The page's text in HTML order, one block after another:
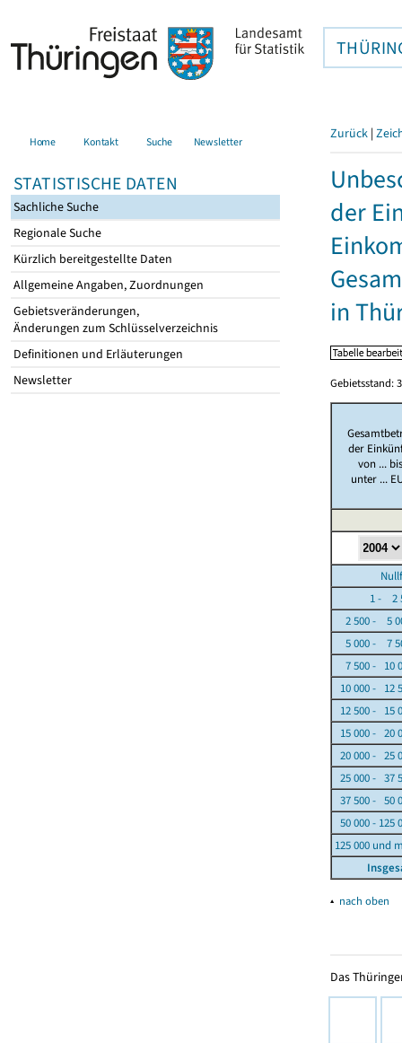
Home Kontakt Suche Newsletter
STATISTISCHE DATEN
Sachliche Suche
Regionale Suche
Kürzlich bereitgestellte Daten
Allgemeine Angaben, Zuordnungen
Gebietsveränderungen,
Änderungen zum Schlüsselverzeichnis
Definitionen und Erläuterungen
Newsletter
Zurück |
der
in
Gebietsstand:
der
von ...
unter ...
1 - 2
2 500 - 5
5 000 - 7
7 500 - 10
10 000 - 12
12 500 - 15
15 000 - 20
20 000 - 25
25 000 - 37
37 500 - 50
50 000 - 125
125 000 und
▴ nach oben
Das